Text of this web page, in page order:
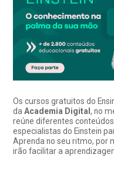
Os cursos gratuitos do
daAcademia Digital, no
reúne diferentes
especialistas do Einstein
Aprenda no seu ritmo, por
irão facilitar a